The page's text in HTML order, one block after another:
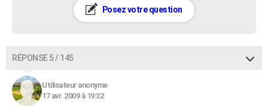
Posez votre question
RÉPONSE 5 / 145
Utilisateur anonyme
17 avr. 2009 à 19:32